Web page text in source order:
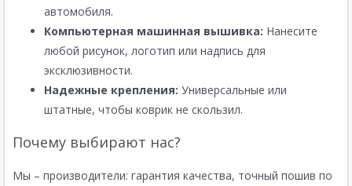
автомобиля.
Компьютерная машинная вышивка: Нанесите
любой рисунок, логотип или надпись для
эксклюзивности.
Надежные крепления: Универсальные или
штатные, чтобы коврик не скользил.
Почему выбирают нас?
Мы – производители: гарантия качества, точный пошив по